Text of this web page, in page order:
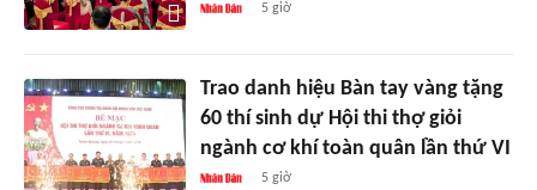
5 giờ
Trao danh hiệu Bàn tay vàng tặng
60 thí sinh dự Hội thi thợ giỏi
ngành cơ khí toàn quân lần thứ VI
5 giờ